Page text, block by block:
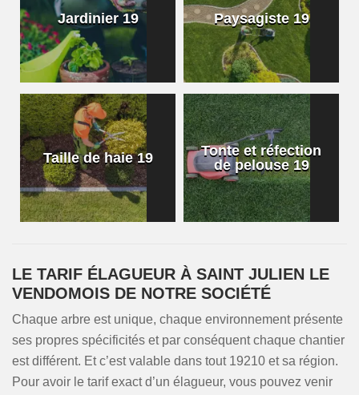
Jardinier 19 Paysagiste 19
Taille de haie 19
Tonte et réfection
de pelouse 19
LE TARIF ÉLAGUEUR À SAINT JULIEN LE
VENDOMOIS DE NOTRE SOCIÉTÉ
Chaque arbre est unique, chaque environnement présente
ses propres spécificités et par conséquent chaque chantier
est différent. Et c’est valable dans tout 19210 et sa région.
Pour avoir le tarif exact d’un élagueur, vous pouvez venir